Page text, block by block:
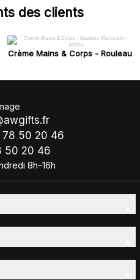
des clients
Crème Mains & Corps - Rouleau
50 20 46
50 20 46
8h-16h